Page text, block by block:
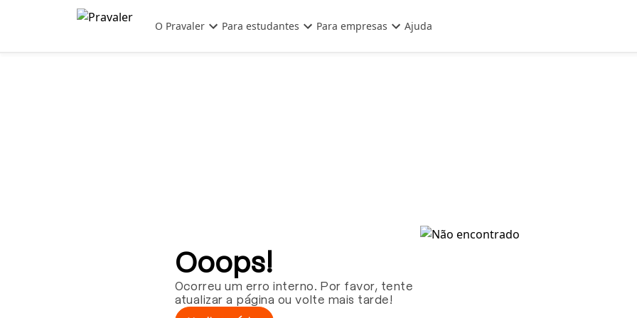
Pular para o conteúdo principal
O Pravaler Para estudantes Para empresas Ajuda
Ooops!
Ocorreu um erro interno. Por favor, tente
atualizar a página ou volte mais tarde!